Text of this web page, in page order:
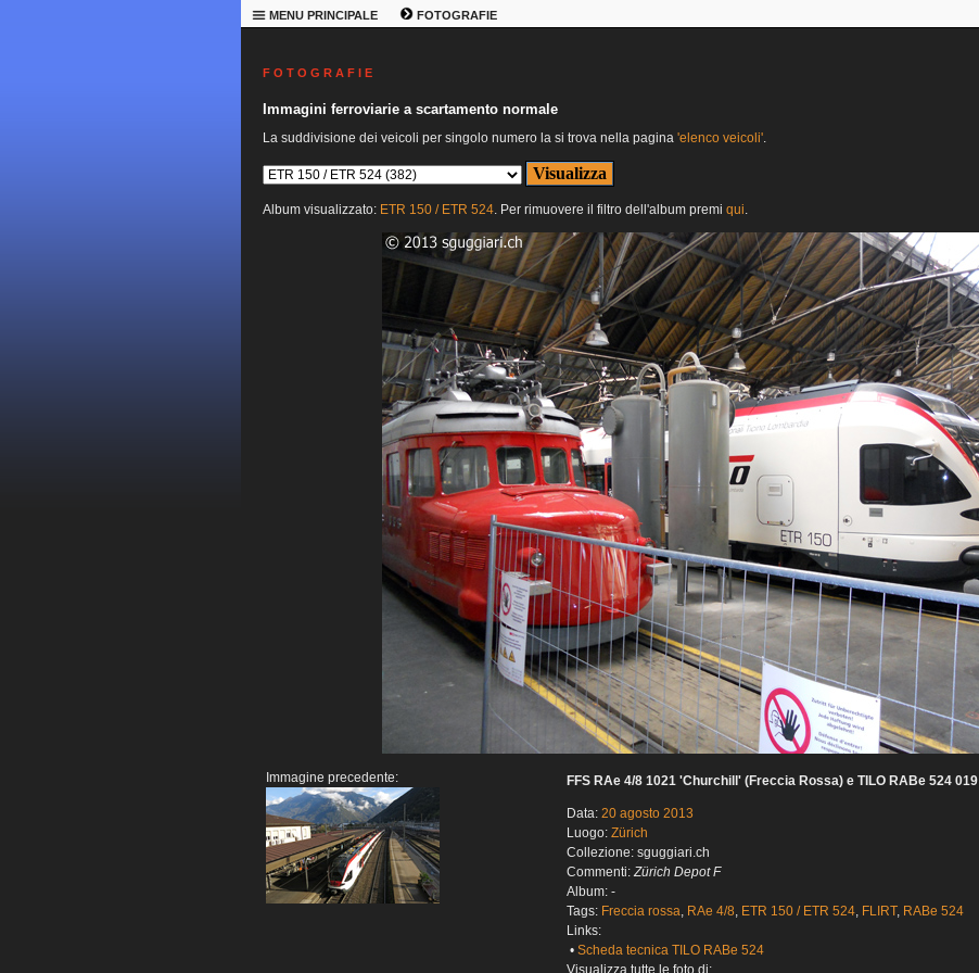
MENU PRINCIPALE FOTOGRAFIE
F O T O G R A F I E
Immagini ferroviarie a scartamento normale
La suddivisione dei veicoli per singolo numero la si trova nella pagina 'elenco veicoli'.
Album visualizzato: ETR 150 / ETR 524. Per rimuovere il filtro dell'album premi qui.
Immagine precedente: FFS RAe 4/8 1021 'Churchill' (Freccia Rossa) e TILO RABe 524 019
Data: 20 agosto 2013
Luogo: Zürich
Collezione: sguggiari.ch
Commenti:Zürich Depot F
Album: -
Tags: Freccia rossa, RAe 4/8, ETR 150 / ETR 524, FLIRT, RABe 524
Links:
• Scheda tecnica TILO RABe 524